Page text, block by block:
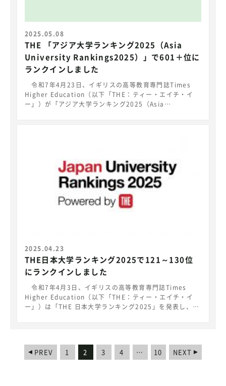
大学版・総合ランキング ： 道内1位 （全国10位）
■「大学の人材育成力ランキング 取り組み別ランキン
グ」 中小規模大学版（道内1位）・キャリア教育に熱心
に取り組む大学ランキング：全国5位・すぐれた研究を行
っている大学ランキング：全国4位 【参考ＵＲＬ】 日経
HR ＞ 価値ある大学2025-2026 就職力ランキング *中小
規模大学版：入学定員が2,000人以下で回答数が一定以上
ある大学が対象。 出典：日経HR『日経キャリアマガジン
特別編集 価値ある大学 就職力ランキング2025-2026』
2025年6月発行
2025.05.08
THE 「アジア大学ランキング2025（Asia
University Rankings2025）」で601＋位に
ランクインしました
令和7年4月23日、イギリスの高等教育専門誌Times
Higher Education（以下「THE：ティー・エイチ・イ
ー」）が「アジア大学ランキング2025（Asia
Rankings）」は、THE「世界大学ランキング（THE
World University Rankings）」と同様に18の業績指標
を使用し、アジアの教育機関の特性を反映するように再調
整されています。2025年は、35の国と地域から853大学
を対象にランキング化し、研究・教育・知識移転・国際的
展望を評価されています。 室蘭工業大学は『真なる探
進します。
2025.04.23
THE日本大学ランキング2025で121～130位
にランクインしました
令和7年4月3日、イギリスの高等教育専門誌Times
Higher Education（以下「THE：ティー・エイチ・イ
ー」）は「THE 日本大学ランキング2025」を発表し、本
として教育改革を進め、地域にそして世界に貢献できる理
工系学生の育成に邁進します。 「THE 日本大学ランキ
PREV 1 2 3 4 … 10 NEXT